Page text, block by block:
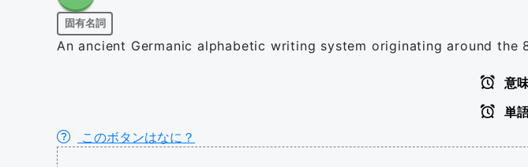
固有名詞
An ancient Germanic alphabetic writing system originating around
意
単
このボタンはなに？